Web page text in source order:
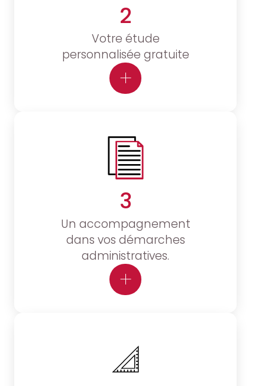
2
Votre étude
personnalisée gratuite
3
Un accompagnement
dans vos démarches
administratives.